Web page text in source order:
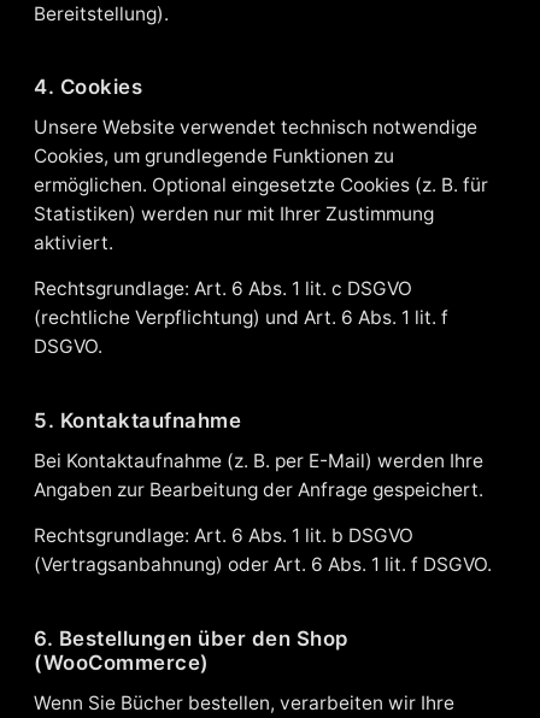
Bereitstellung).
4. Cookies
Unsere Website verwendet technisch notwendige
Cookies, um grundlegende Funktionen zu
ermöglichen. Optional eingesetzte Cookies (z. B. für
Statistiken) werden nur mit Ihrer Zustimmung
aktiviert.
Rechtsgrundlage: Art. 6 Abs. 1 lit. c DSGVO
(rechtliche Verpflichtung) und Art. 6 Abs. 1 lit. f
DSGVO.
5. Kontaktaufnahme
Bei Kontaktaufnahme (z. B. per E-Mail) werden Ihre
Angaben zur Bearbeitung der Anfrage gespeichert.
Rechtsgrundlage: Art. 6 Abs. 1 lit. b DSGVO
(Vertragsanbahnung) oder Art. 6 Abs. 1 lit. f DSGVO.
6. Bestellungen über den Shop
(WooCommerce)
Wenn Sie Bücher bestellen, verarbeiten wir Ihre